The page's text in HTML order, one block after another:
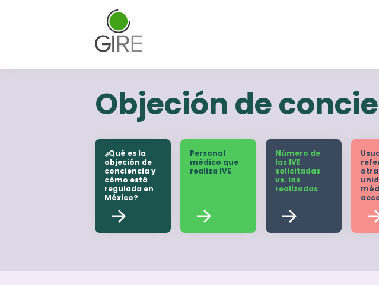
Objeción de
¿Qué es la
objeción de
conciencia y
cómo está
regulada en
México?
Personal
médico que
realiza IVE
Número de
las IVE
solicitadas
vs. las
realizadas